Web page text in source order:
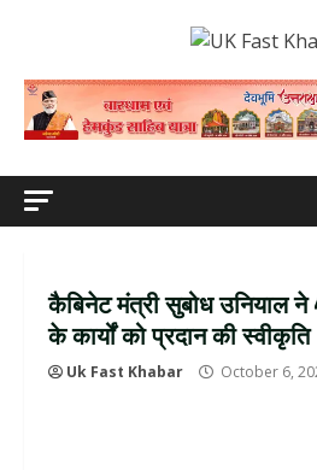
कैबिनेट मंत्री सुबोध उनियाल
के कार्यों को प्रदान की
Uk Fast Khabar October 6,